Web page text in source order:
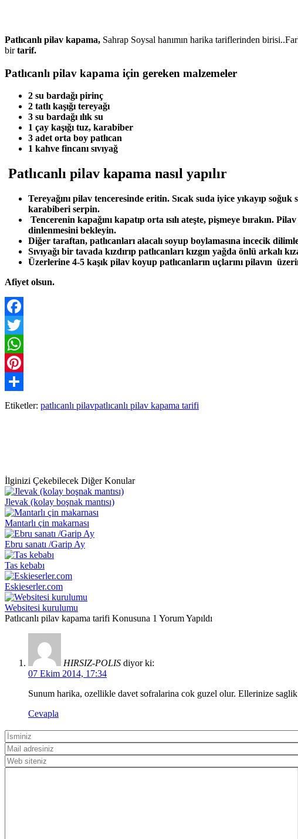
Patlıcanlı pilav kapama, Sahrap Soysal hanımın harika tariflerinden
birtarif.
Patlıcanlı pilav kapama için gereken malzemeler
2 su bardağı pirinç
2 tatlı kaşığı tereyağı
3 su bardağı ılık su
1 çay kaşığı tuz, karabiber
3 adet orta boy patlıcan
1 kahve fincanı sıvıyağ
Patlıcanlı pilav kapama nasıl yapılır
Tereyağını pilav tenceresinde eritin. Sıcak suda iyice yıkayıp
karabiberi serpin.
Tencerenin kapağını kapatıp orta ısılı ateşte, pişmeye bırakın.
dinlenmesini bekleyin.
Diğer taraftan, patlıcanları alacalı soyup boylamasına incecik
Sıvıyağı bir tavada kızdırıp patlıcanları kızgın yağda önlü arkalı
Üzerlerine 4-5 kaşık pilav koyup patlıcanların uçlarını pilavın
Afiyet olsun.
Facebook
Twitter
WhatsApp
Pinterest
Paylaş
Etiketler: patlıcanlı pilavpatlıcanlı pilav kapama tarifi
İlginizi Çekebilecek Diğer Konular
Jlevak (kolay boşnak mantısı)
Mantarlı çin makarnası
Ebru sanatı /Garip Ay
Tas kebabı
Eskieserler.com
Websitesi kurulumu
Patlıcanlı pilav kapama tarifi Konusuna 1 Yorum Yapıldı
HIRSIZ-POLIS diyor ki:
07 Ekim 2014, 17:34
Sunum harika, ozellikle davet sofralarina cok guzel olur. Ellerinize
Cevapla